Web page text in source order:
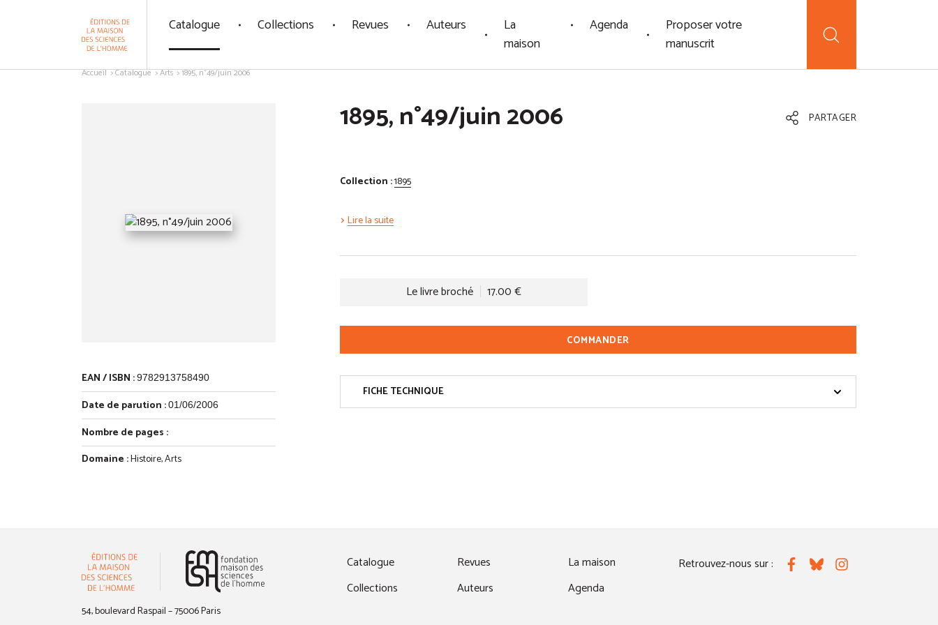
Catalogue Collections Revues Auteurs
La
maison
Agenda
Proposer votre
manuscrit
Accueil Catalogue Arts 1895, n°49/juin 2006
EAN / ISBN :9782913758490
Date de parution :01/06/2006
Nombre de pages :
Domaine :Histoire,Arts
1895, n°49/juin 2006 PARTAGER
Collection :1895
Lire la suite
Le livre broché 17.00 €
COMMANDER
FICHE TECHNIQUE
54, boulevard Raspail – 75006 Paris
Catalogue
Collections
Revues
Auteurs
La maison
Agenda
Retrouvez-nous sur : FacebookBlueskyInstagram